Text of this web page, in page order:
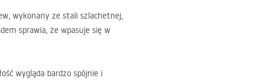
wykonany ze stali szlachetnej,
sprawia, że wpasuje się w
wygląda bardzo spójnie i